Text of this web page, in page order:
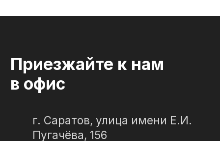
Политика конфиденциальности